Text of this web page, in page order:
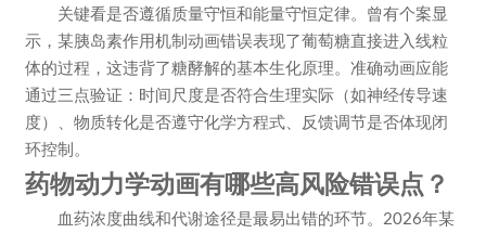
关键看是否遵循质量守恒和能量守恒定律。曾有个案显
示，某胰岛素作用机制动画错误表现了葡萄糖直接进入线粒
体的过程，这违背了糖酵解的基本生化原理。准确动画应能
通过三点验证：时间尺度是否符合生理实际（如神经传导速
度）、物质转化是否遵守化学方程式、反馈调节是否体现闭
环控制。
药物动力学动画有哪些高风险错误点？
血药浓度曲线和代谢途径是最易出错的环节。2026年某